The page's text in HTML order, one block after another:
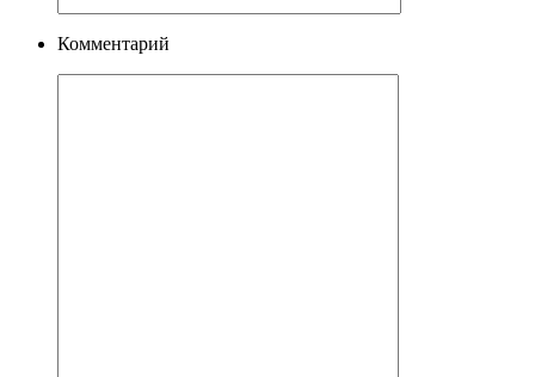
Комментарий